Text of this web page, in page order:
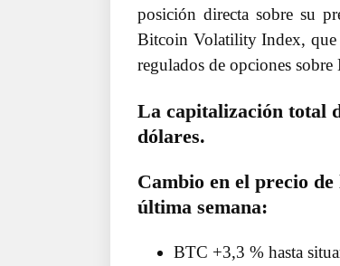
posición directa sobre su
Bitcoin Volatility Index, que
regulados de opciones
La capitalización total
dólares.
Cambio en el precio
última semana:
BTC +3,3 % hasta